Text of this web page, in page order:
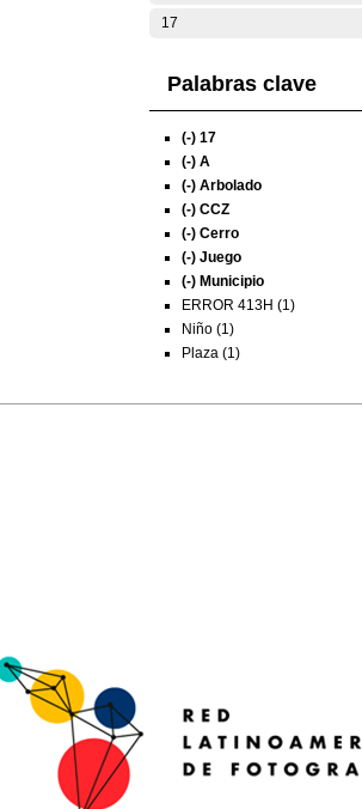
17
Palabras clave
(-) 17
(-) A
(-) Arbolado
(-) CCZ
(-) Cerro
(-) Juego
(-) Municipio
ERROR 413H (1)
Niño (1)
Plaza (1)